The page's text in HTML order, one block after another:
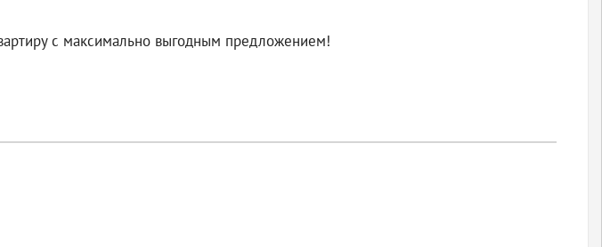
с максимально выгодным предложением!